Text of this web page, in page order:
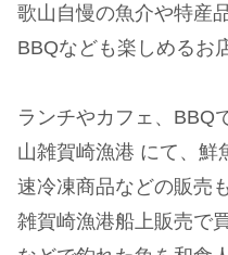
歌山自慢の魚介や特産
BBQなども楽しめるお
ランチやカフェ、BBQ
山雑賀崎漁港 にて、鮮
速冷凍商品などの販売
雑賀崎漁港船上販売で